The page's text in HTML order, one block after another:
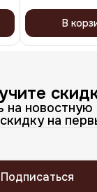
В
на новостную
на
Подписаться